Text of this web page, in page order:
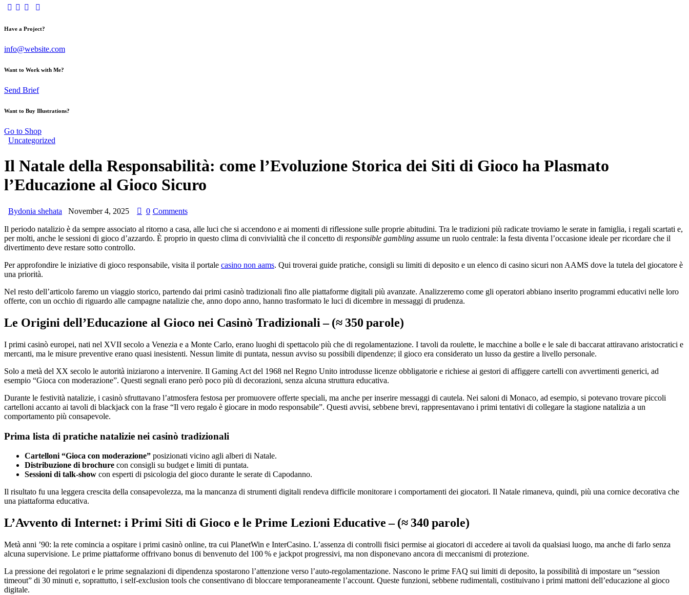
Have a Project?
info@website.com
Want to Work with Me?
Send Brief
Want to Buy Illustrations?
Go to Shop
Uncategorized
Il Natale della Responsabilità: come l’Evoluzione Storica dei Siti di Gioco ha Plasmato
l’Educazione al Gioco Sicuro
Bydonia shehata November 4, 2025 0 Comments
Il periodo natalizio è da sempre associato al ritorno a casa, alle luci che si accendono e ai momenti di riflessione sulle proprie abitudini. Tra le tradizioni più radicate troviamo le serate in famiglia, i regali scartati e,
per molti, anche le sessioni di gioco d’azzardo. È proprio in questo clima di convivialità che il concetto di responsible gambling assume un ruolo centrale: la festa diventa l’occasione ideale per ricordare che il
divertimento deve restare sotto controllo.
Per approfondire le iniziative di gioco responsabile, visita il portale casino non aams. Qui troverai guide pratiche, consigli su limiti di deposito e un elenco di casino sicuri non AAMS dove la tutela del giocatore è
una priorità.
Nel resto dell’articolo faremo un viaggio storico, partendo dai primi casinò tradizionali fino alle piattaforme digitali più avanzate. Analizzeremo come gli operatori abbiano inserito programmi educativi nelle loro
offerte, con un occhio di riguardo alle campagne natalizie che, anno dopo anno, hanno trasformato le luci di dicembre in messaggi di prudenza.
Le Origini dell’Educazione al Gioco nei Casinò Tradizionali – (≈ 350 parole)
I primi casinò europei, nati nel XVII secolo a Venezia e a Monte Carlo, erano luoghi di spettacolo più che di regolamentazione. I tavoli da roulette, le macchine a bolle e le sale di baccarat attiravano aristocratici e
mercanti, ma le misure preventive erano quasi inesistenti. Nessun limite di puntata, nessun avviso su possibili dipendenze; il gioco era considerato un lusso da gestire a livello personale.
Solo a metà del XX secolo le autorità iniziarono a intervenire. Il Gaming Act del 1968 nel Regno Unito introdusse licenze obbligatorie e richiese ai gestori di affiggere cartelli con avvertimenti generici, ad
esempio “Gioca con moderazione”. Questi segnali erano però poco più di decorazioni, senza alcuna struttura educativa.
Durante le festività natalizie, i casinò sfruttavano l’atmosfera festosa per promuovere offerte speciali, ma anche per inserire messaggi di cautela. Nei saloni di Monaco, ad esempio, si potevano trovare piccoli
cartelloni accanto ai tavoli di blackjack con la frase “Il vero regalo è giocare in modo responsabile”. Questi avvisi, sebbene brevi, rappresentavano i primi tentativi di collegare la stagione natalizia a un
comportamento più consapevole.
Prima lista di pratiche natalizie nei casinò tradizionali
Cartelloni “Gioca con moderazione” posizionati vicino agli alberi di Natale.
Distribuzione di brochure con consigli su budget e limiti di puntata.
Sessioni di talk‑show con esperti di psicologia del gioco durante le serate di Capodanno.
Il risultato fu una leggera crescita della consapevolezza, ma la mancanza di strumenti digitali rendeva difficile monitorare i comportamenti dei giocatori. Il Natale rimaneva, quindi, più una cornice decorativa che
una piattaforma educativa.
L’Avvento di Internet: i Primi Siti di Gioco e le Prime Lezioni Educative – (≈ 340 parole)
Metà anni ’90: la rete comincia a ospitare i primi casinò online, tra cui PlanetWin e InterCasino. L’assenza di controlli fisici permise ai giocatori di accedere ai tavoli da qualsiasi luogo, ma anche di farlo senza
alcuna supervisione. Le prime piattaforme offrivano bonus di benvenuto del 100 % e jackpot progressivi, ma non disponevano ancora di meccanismi di protezione.
La pressione dei regolatori e le prime segnalazioni di dipendenza spostarono l’attenzione verso l’auto‑regolamentazione. Nascono le prime FAQ sui limiti di deposito, la possibilità di impostare un “session
timeout” di 30 minuti e, soprattutto, i self‑exclusion tools che consentivano di bloccare temporaneamente l’account. Queste funzioni, sebbene rudimentali, costituivano i primi mattoni dell’educazione al gioco
digitale.